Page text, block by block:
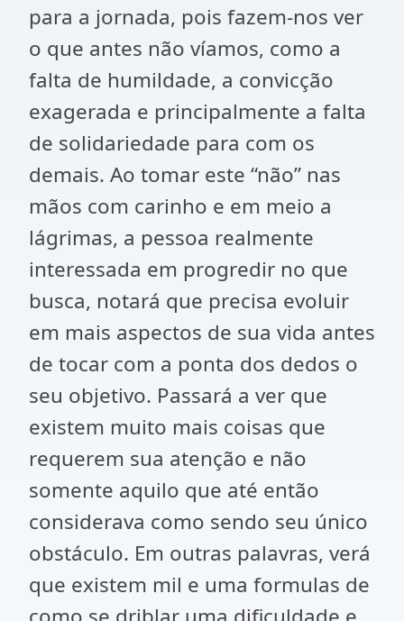
para a jornada, pois fazem-nos ver
o que antes não víamos, como a
falta de humildade, a convicção
exagerada e principalmente a falta
de solidariedade para com os
demais. Ao tomar este “não” nas
mãos com carinho e em meio a
lágrimas, a pessoa realmente
interessada em progredir no que
busca, notará que precisa evoluir
em mais aspectos de sua vida antes
de tocar com a ponta dos dedos o
seu objetivo. Passará a ver que
existem muito mais coisas que
requerem sua atenção e não
somente aquilo que até então
considerava como sendo seu único
obstáculo. Em outras palavras, verá
que existem mil e uma formulas de